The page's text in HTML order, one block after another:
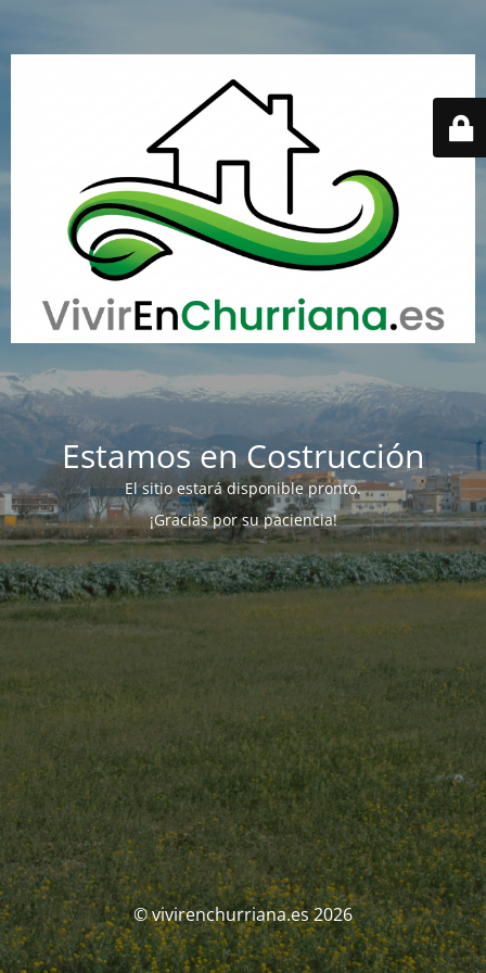
Estamos en Costrucción
El sitio estará disponible pronto.
¡Gracias por su paciencia!
© vivirenchurriana.es 2026